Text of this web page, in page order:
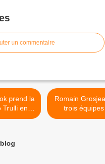
un commentaire
Trulli en
Romain